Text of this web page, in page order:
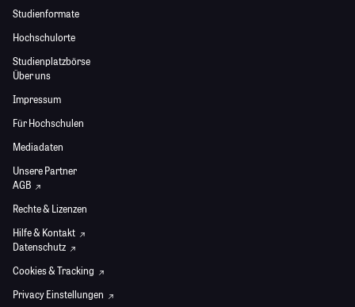
Studienformate
Hochschulorte
Studienplatzbörse
Über uns
Impressum
Für Hochschulen
Mediadaten
Unsere Partner
AGB
Rechte & Lizenzen
Hilfe & Kontakt
Datenschutz
Cookies & Tracking
Privacy Einstellungen